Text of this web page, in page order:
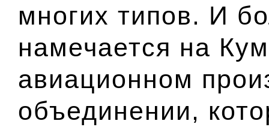
многих типов. И
намечается на
авиационном
объединении,